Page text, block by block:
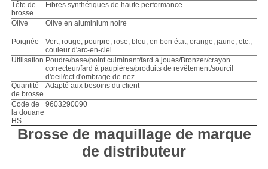
Tête de
brosse
Fibres synthétiques de haute performance
Olive Olive en aluminium noire
Poignée
Vert, rouge, pourpre, rose, bleu, en bon état, orange, jaune, etc.,
couleur d'arc-en-ciel
Utilisation Poudre/base/point culminant/fard à joues/Bronzer/crayon
correcteur/fard à paupières/produits de revêtement/sourcil
d'oeil/ect d'ombrage de nez
Quantité
de brosse
Adapté aux besoins du client
Code de
la douane
HS
9603290090
Brosse de maquillage de marque
de distributeur